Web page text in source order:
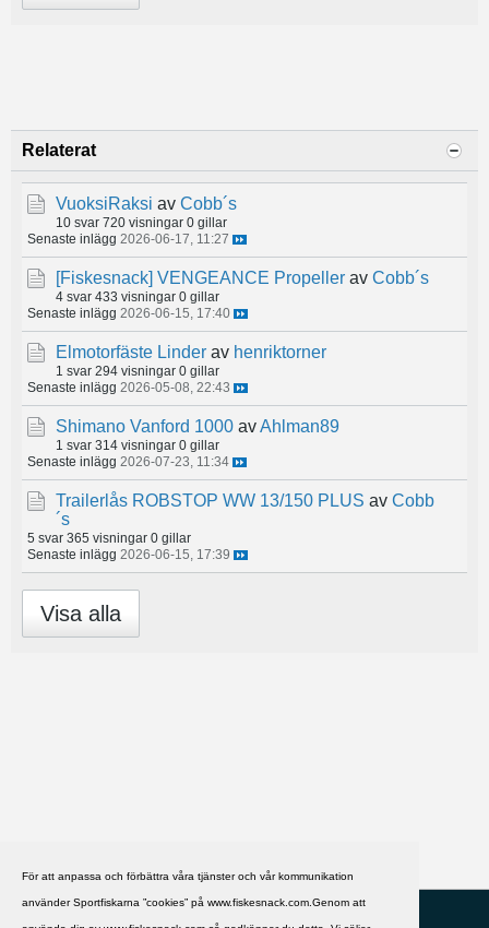
För att anpassa och förbättra våra tjänster och vår kommunikation
använder Sportfiskarna ”cookies” på www.fiskesnack.com.Genom att
Relaterat
VuoksiRaksi av Cobb´s
10 svar 720 visningar 0 gillar
Senaste inlägg 2026-06-17, 11:27
[Fiskesnack] VENGEANCE Propeller av Cobb´s
4 svar 433 visningar 0 gillar
Senaste inlägg 2026-06-15, 17:40
Elmotorfäste Linder av henriktorner
1 svar 294 visningar 0 gillar
Senaste inlägg 2026-05-08, 22:43
Shimano Vanford 1000 avAhlman89
1 svar 314 visningar 0 gillar
Senaste inlägg 2026-07-23, 11:34
Trailerlås ROBSTOP WW 13/150 PLUS av Cobb
´s
5 svar 365 visningar 0 gillar
Senaste inlägg 2026-06-15, 17:39
Visa alla
HJÄLP